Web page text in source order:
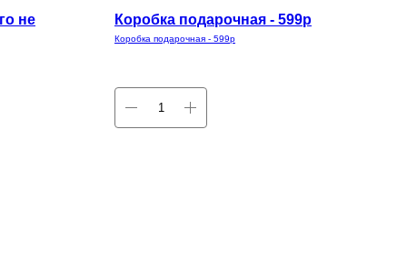
не
Коробка подарочная - 599р
Коробка подарочная - 599р